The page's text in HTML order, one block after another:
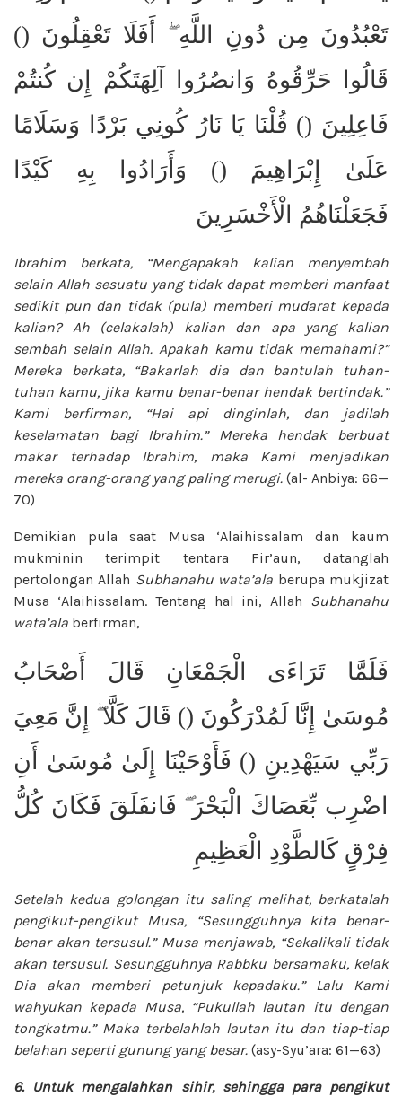
تَعْبُدُونَ مِن دُونِ اللَّهِ ۖ أَفَلَا تَعْقِلُونَ ()
قَالُوا حَرِّقُوهُ وَانصُرُوا آلِهَتَكُمْ إِن كُنتُمْ
فَاعِلِينَ () قُلْنَا يَا نَارُ كُونِي بَرْدًا وَسَلَامًا
عَلَىٰ إِبْرَاهِيمَ () وَأَرَادُوا بِهِ كَيْدًا
فَجَعَلْنَاهُمُ الْأَخْسَرِينَ
Ibrahim berkata, “Mengapakah kalian menyembah
selain Allah sesuatu yang tidak dapat memberi manfaat
sedikit pun dan tidak (pula) memberi mudarat kepada
kalian? Ah (celakalah) kalian
dan apa yang kalian
sembah selain Allah. Apakah kamu tidak memahami?”
Mereka berkata, “Bakarlah dia dan
bantulah tuhan-
tuhan kamu, jika kamu benar-benar hendak bertindak.”
Kami
berfirman, “Hai api dinginlah, dan
jadilah
keselamatan bagi Ibrahim.”
Mereka hendak berbuat
makar terhadap
Ibrahim, maka Kami menjadikan
mereka orang-orang yang paling merugi. (al- Anbiya: 66—
70)
Demikian pula saat Musa ‘Alaihissalam dan kaum
mukminin terimpit tentara Fir’aun, datanglah
pertolongan Allah Subhanahu wata’ala berupa mukjizat
Musa ‘Alaihissalam. Tentang hal ini, Allah Subhanahu
wata’ala berfirman,
فَلَمَّا تَرَاءَى الْجَمْعَانِ قَالَ أَصْحَابُ
مُوسَىٰ إِنَّا لَمُدْرَكُونَ () قَالَ كَلَّا ۖ إِنَّ مَعِيَ
رَبِّي سَيَهْدِينِ () فَأَوْحَيْنَا إِلَىٰ مُوسَىٰ أَنِ
اضْرِب بِّعَصَاكَ الْبَحْرَ ۖ فَانفَلَقَ فَكَانَ كُلُّ
فِرْقٍ كَالطَّوْدِ الْعَظِيمِ
Setelah kedua golongan itu saling melihat, berkatalah
pengikut-pengikut
Musa, “Sesungguhnya kita benar-
benar akan tersusul.” Musa menjawab, “Sekalikali tidak
akan tersusul. Sesungguhnya Rabbku bersamaku, kelak
Dia akan memberi petunjuk kepadaku.” Lalu Kami
wahyukan kepada Musa, “Pukullah lautan itu dengan
tongkatmu.” Maka terbelahlah lautan itu dan tiap-tiap
belahan seperti gunung yang besar. (asy-Syu’ara: 61—63)
6. Untuk mengalahkan sihir, sehingga para pengikut